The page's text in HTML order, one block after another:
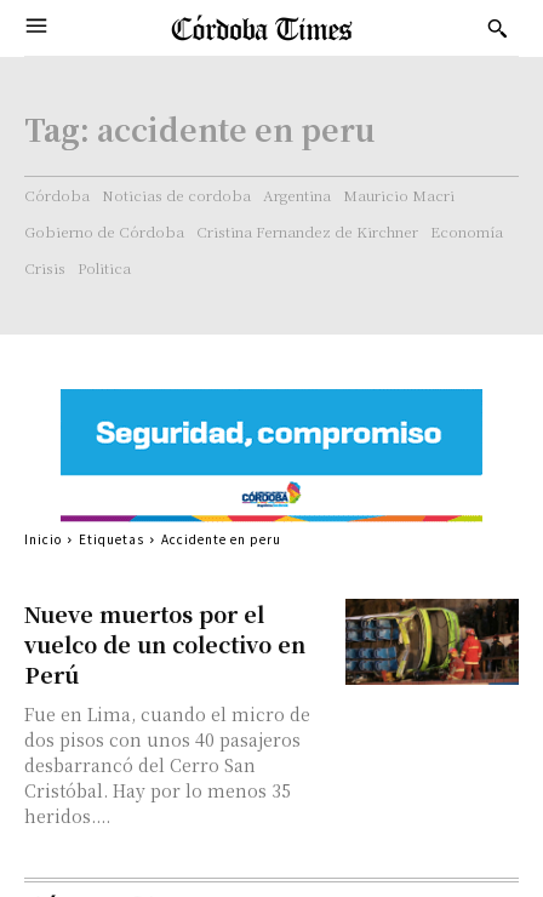
Tag: accidente en peru
Córdoba Noticias de cordoba Argentina
Mauricio Macri
Gobierno de Córdoba
Cristina Fernandez de Kirchner
Economía
Crisis
Politica
Nueve muertos por el
vuelco de un colectivo en
Perú
Fue en Lima, cuando el micro de
dos pisos con unos 40 pasajeros
desbarrancó del Cerro San
Cristóbal. Hay por lo menos 35
heridos....
Inicio Etiquetas Accidente en peru